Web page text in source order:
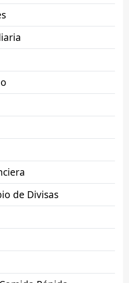
de Divisas